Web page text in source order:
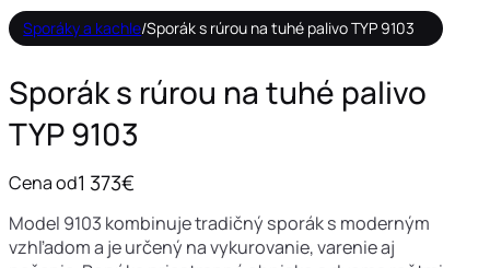
Sporáky a kachle/Sporák s rúrou na tuhé palivo TYP 9103
Sporák s rúrou na tuhé palivo
TYP 9103
Cena od1 373€
Model 9103 kombinuje tradičný sporák s moderným
vzhľadom a je určený na vykurovanie, varenie aj